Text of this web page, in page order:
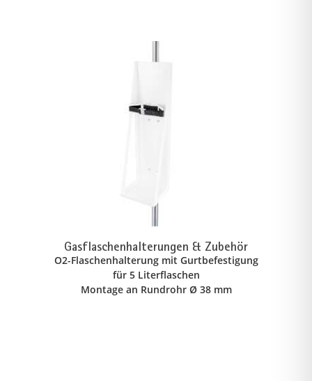
Gasflaschenhalterungen & Zubehör
O2-Flaschenhalterung mit Gurtbefestigung
für 5 Literflaschen
Montage an Rundrohr Ø 38 mm